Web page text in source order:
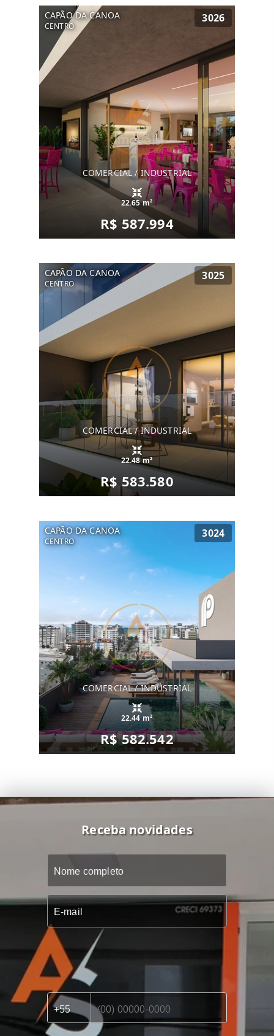
CAPÃO DA CANOA
CENTRO
3026
COMERCIAL / INDUSTRIAL
22.65 m²
R$ 587.994
CAPÃO DA CANOA
CENTRO
3025
COMERCIAL / INDUSTRIAL
22.48 m²
R$ 583.580
CAPÃO DA CANOA
CENTRO
3024
COMERCIAL / INDUSTRIAL
22.44 m²
R$ 582.542
Receba novidades